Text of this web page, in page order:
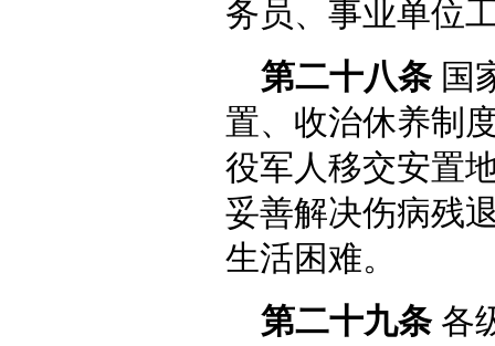
务员、事业单位
第二十八条国
置、收治休养制
役军人移交安置
妥善解决伤病残
生活困难。
第二十九条各